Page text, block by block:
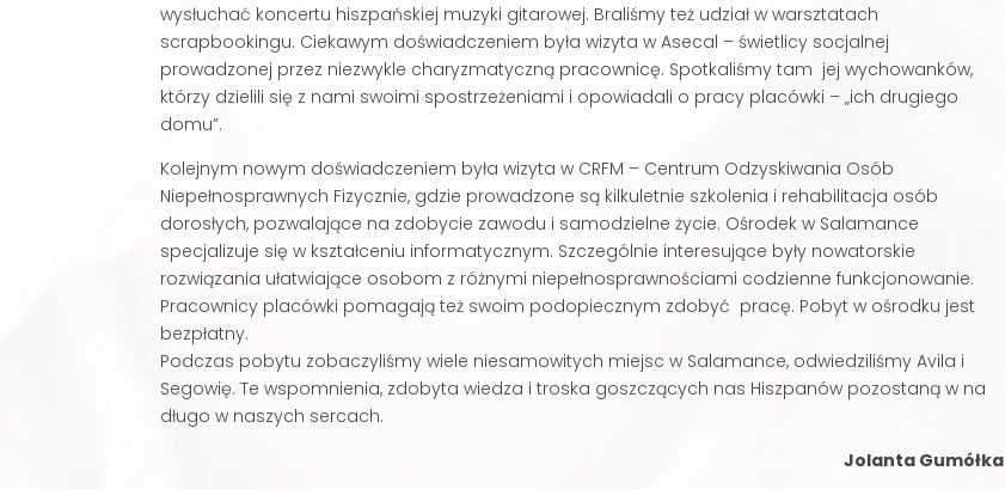
wysłuchać koncertu hiszpańskiej muzyki gitarowej. Braliśmy też udział w warsztatach
scrapbookingu. Ciekawym doświadczeniem była wizyta w Asecal – świetlicy socjalnej
prowadzonej przez niezwykle charyzmatyczną pracownicę. Spotkaliśmy tam jej wychowanków,
którzy dzielili się z nami swoimi spostrzeżeniami i opowiadali o pracy placówki – „ich drugiego
domu”.
Kolejnym nowym doświadczeniem była wizyta w CRFM – Centrum Odzyskiwania Osób
Niepełnosprawnych Fizycznie, gdzie prowadzone są kilkuletnie szkolenia i rehabilitacja osób
dorosłych, pozwalające na zdobycie zawodu i samodzielne życie. Ośrodek w Salamance
specjalizuje się w kształceniu informatycznym. Szczególnie interesujące były nowatorskie
rozwiązania ułatwiające osobom z różnymi niepełnosprawnościami codzienne funkcjonowanie.
Pracownicy placówki pomagają też swoim podopiecznym zdobyć pracę. Pobyt w ośrodku jest
bezpłatny.
Podczas pobytu zobaczyliśmy wiele niesamowitych miejsc w Salamance, odwiedziliśmy Avila i
Segowię. Te wspomnienia, zdobyta wiedza i troska goszczących nas Hiszpanów pozostaną w na
długo w naszych sercach.
Jolanta Gumółka